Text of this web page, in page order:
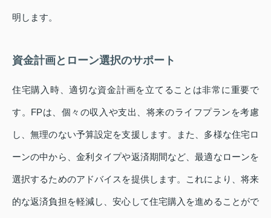
明します。
資金計画とローン選択のサポート
住宅購入時、適切な資金計画を立てることは非常に重要で
す。FPは、個々の収入や支出、将来のライフプランを考慮
し、無理のない予算設定を支援します。また、多様な住宅ロ
ーンの中から、金利タイプや返済期間など、最適なローンを
選択するためのアドバイスを提供します。これにより、将来
的な返済負担を軽減し、安心して住宅購入を進めることがで